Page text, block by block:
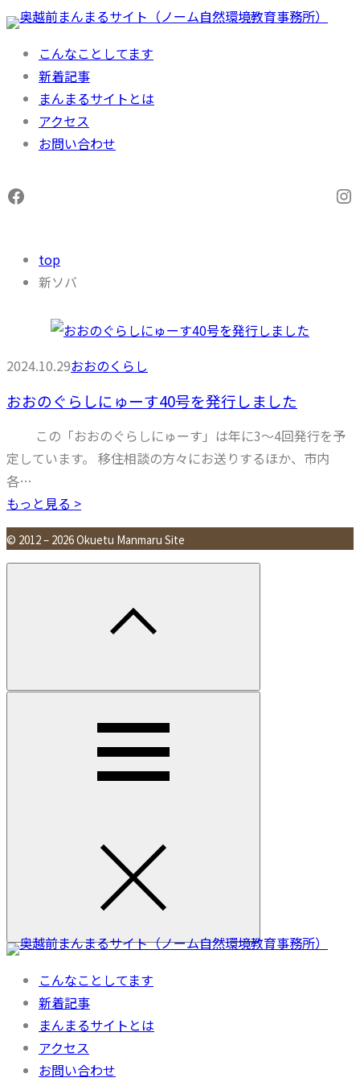
内
こんなことしてます
新着記事
まんまるサイトとは
アクセス
お問い合わせ
Facebook
top
新ソバ
2024.10.29おおのくらし
おおのぐらしにゅーす40号を発行しました
この「おおのぐらしにゅーす」は年に3～4回発行を予
定しています。 移住相談の方々にお送りするほか、市内
各…
もっと見る >
© 2012 – 2026 Okuetu Manmaru Site
こんなことしてます
新着記事
まんまるサイトとは
アクセス
お問い合わせ